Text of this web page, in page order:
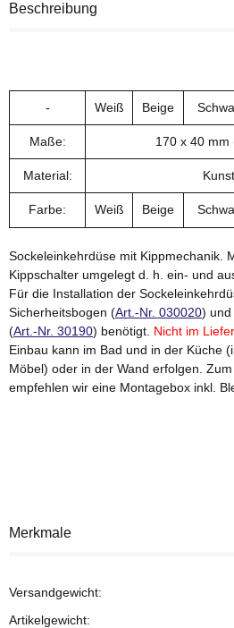
Beschreibung
- Weiß Beige
Maße: 170 x 40 mm
Material:
Farbe: Weiß Beige
Sockeleinkehrdüse mit Kippmechanik.
Kippschalter umgelegt d. h. ein- und
Für die Installation der
Sicherheitsbogen (Art.-Nr. 030020) und
(Art.-Nr. 30190) benötigt. Nicht im
Einbau kann im Bad und in der Küche
Möbel) oder in der Wand erfolgen.
empfehlen wir eine Montagebox inkl.
Merkmale
Versandgewicht:
Artikelgewicht: